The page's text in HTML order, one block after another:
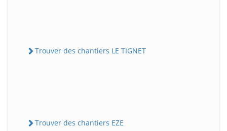
Trouver des chantiers LE TIGNET
Trouver des chantiers EZE